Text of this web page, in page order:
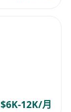
$6K-12K/月